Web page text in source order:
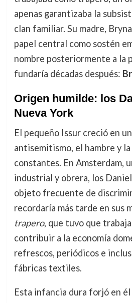
apenas garantizaba la
clan familiar. Su madre,
papel central como sostén
nombre posteriormente a la
fundaría décadas después:
Origen humilde: los
Nueva York
El pequeño Issur creció en
antisemitismo, el hambre y
constantes. En Amsterdam,
industrial y obrera, los
objeto frecuente de
recordaría más tarde en sus
trapero, que tuvo que
contribuir a la economía
refrescos, periódicos e
fábricas textiles.
Esta infancia dura forjó en